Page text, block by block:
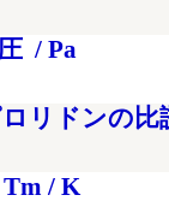
/ Pa
リドンの比
Tm / K